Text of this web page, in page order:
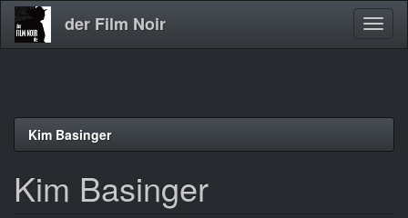
Direkt
der Film Noir
Kim Basinger
Kim Basinger